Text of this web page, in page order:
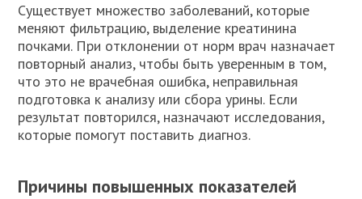
Существует множество заболеваний, которые
меняют фильтрацию, выделение креатинина
почками. При отклонении от норм врач назначает
повторный анализ, чтобы быть уверенным в том,
что это не врачебная ошибка, неправильная
подготовка к анализу или сбора урины. Если
результат повторился, назначают исследования,
которые помогут поставить диагноз.
Причины повышенных показателей